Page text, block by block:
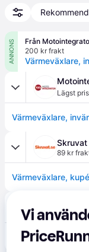
ANNONS
Från
200 kr frakt
Lägst pris
Värmeväxlare,
Skruvat
89 kr
69 kr
Värmeväxlare NRF
Vi